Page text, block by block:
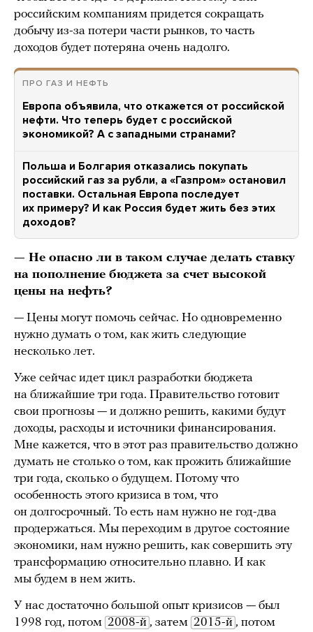
российским компаниям придется сокращать
добычу из-за потери части рынков, то часть
доходов будет потеряна очень надолго.
ПРО ГАЗ И НЕФТЬ
Европа объявила, что откажется от российской
нефти. Что теперь будет с российской
экономикой? А с западными странами?
Польша и Болгария отказались покупать
российский газ за рубли, а «Газпром» остановил
поставки. Остальная Европа последует
их примеру? И как Россия будет жить без этих
доходов?
— Не опасно ли в таком случае делать ставку
на пополнение бюджета за счет высокой
цены на нефть?
— Цены могут помочь сейчас. Но одновременно
нужно думать о том, как жить следующие
несколько лет.
Уже сейчас идет цикл разработки бюджета
на ближайшие три года. Правительство готовит
свои прогнозы — и должно решить, какими будут
доходы, расходы и источники финансирования.
Мне кажется, что в этот раз правительство должно
думать не столько о том, как прожить ближайшие
три года, сколько о будущем. Потому что
особенность этого кризиса в том, что
он долгосрочный. То есть нам нужно не год-два
продержаться. Мы переходим в другое состояние
экономики, нам нужно решить, как совершить эту
трансформацию относительно плавно. И как
мы будем в нем жить.
У нас достаточно большой опыт кризисов — был
1998 год, потом 2008-й , затем 2015-й , потом